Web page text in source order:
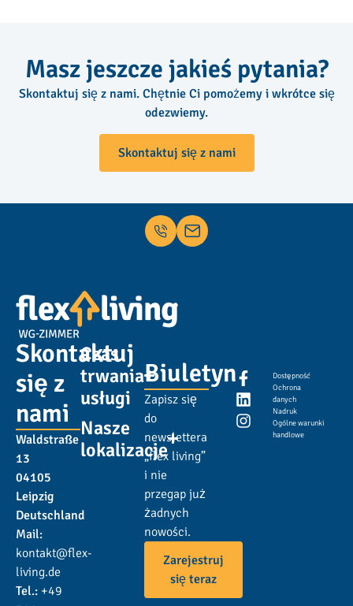
Masz jeszcze jakieś pytania?
Skontaktuj się z nami. Chętnie Ci pomożemy i wkrótce się
odezwiemy.
Skontaktuj się z nami
Skontaktuj
się z
nami
Waldstraße
13
04105
Leipzig
Deutschland
Mail:
kontakt@flex-
living.de
Tel.: +49
Czas
trwania
usługi
Nasze
lokalizacje
Biuletyn
Zapisz się
do
newslettera
„flex living”
i nie
przegap już
żadnych
nowości.
Zarejestruj
się teraz
Dostępność
Ochrona
danych
Nadruk
Ogólne warunki
handlowe